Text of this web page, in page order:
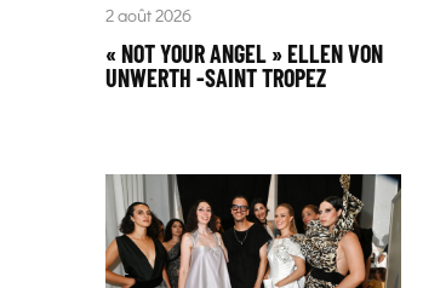
2 août 2026
« NOT YOUR ANGEL » ELLEN VON
UNWERTH -SAINT TROPEZ